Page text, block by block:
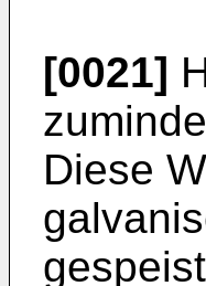
[0021]
Diese